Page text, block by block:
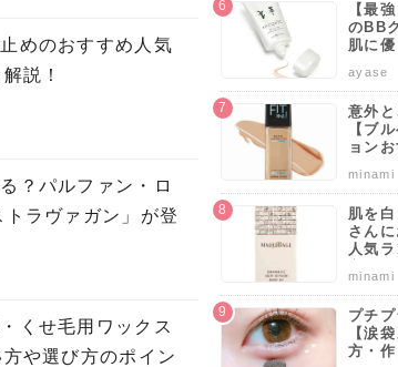
めのおすすめ人気
説！
？パルファン・ロ
ラヴァガン」が登
くせ毛用ワックス
や選び方のポイン
【最
のBB
肌に
らカバ
ayase
意外と
【ブ
ョン
ポイン
minami
肌を
さん
人気
説！
minami
プチ
【涙
方・